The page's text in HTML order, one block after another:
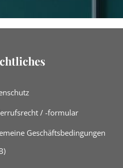
/ -formular
Geschäftsbedingungen